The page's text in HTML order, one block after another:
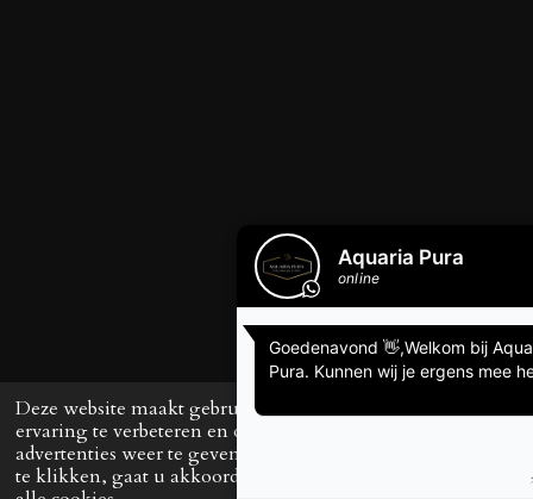
Deze website maakt gebruik van cookies om uw
ervaring te verbeteren en op maat gemaakte
advertenties weer te geven. Door op ‘Accepteren’
te klikken, gaat u akkoord met het gebruik van